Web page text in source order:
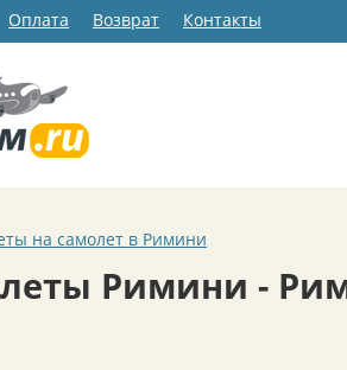
Оплата Возврат Контакты
на самолет в Римини
Римини -